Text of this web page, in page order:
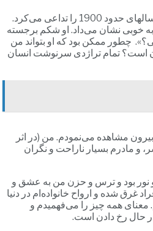
یک نفر بیشتر از همه من را تحت تاثیر قرار داد. او یک زن حامله که دامن زیبای سفید و بلندی به تن داشت و شاید از نژاد اروپایی بود. موهای او بلند و قهوه‌ای بودند و مدل لباس او سالهای حدود 1900 را تداعی می‌کرد.
خوبی نشان می‌داد. او شکم برجسته
چطور ممکن بود که او بتواند من
است؟ تمام تراژدی سرنوشت انسان
مشاهده می‌نمودم. من (در اثر
و مادرم بسیار ناراحت و نگران
و نور بود و ترس و حزن من به عشق و
شده و ارواح خانواده‌ام در دنیا
معنای همه چیز را می‌فهمیدم و
حال رخ دادن است.